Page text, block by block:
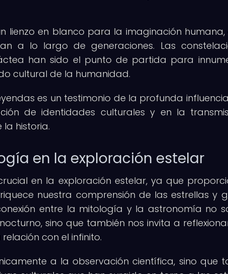
lienzo en blanco para la imaginación
a lo largo de generaciones. Las
han sido el punto de partida para
cultural de la humanidad.
es un testimonio de la profunda
de identidades culturales y en la
historia.
en la exploración estelar
en la exploración estelar, ya que
nuestra comprensión de las estrellas y
entre la mitología y la astronomía no
sino que también nos invita a
con el infinito.
a la observación científica, sino que